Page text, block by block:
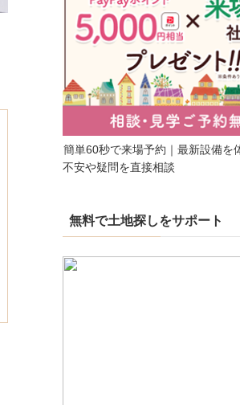
簡単60秒で来場予約｜最新設備を
不安や疑問を直接相談
無料で土地探しをサポート